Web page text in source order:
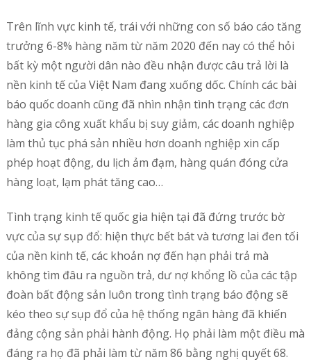
Trên lĩnh vực kinh tế, trái với những con số báo cáo tăng
trưởng 6-8% hàng năm từ năm 2020 đến nay có thể hỏi
bất kỳ một người dân nào đều nhận được câu trả lời là
nền kinh tế của Việt Nam đang xuống dốc. Chính các bài
báo quốc doanh cũng đã nhìn nhận tình trạng các đơn
hàng gia công xuất khẩu bị suy giảm, các doanh nghiệp
làm thủ tục phá sản nhiều hơn doanh nghiệp xin cấp
phép hoạt động, du lịch ảm đạm, hàng quán đóng cửa
hàng loạt, lạm phát tăng cao…
Tình trạng kinh tế quốc gia hiện tại đã đứng trước bờ
vực của sự sụp đổ: hiện thực bết bát và tương lai đen tối
của nền kinh tế, các khoản nợ đến hạn phải trả mà
không tìm đâu ra nguồn trả, dư nợ khổng lồ của các tập
đoàn bất động sản luôn trong tình trạng báo động sẽ
kéo theo sự sụp đổ của hệ thống ngân hàng đã khiến
đảng cộng sản phải hành động. Họ phải làm một điều mà
đáng ra họ đã phải làm từ năm 86 bằng nghị quyết 68.